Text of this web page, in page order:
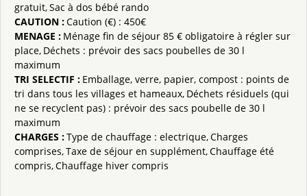
gratuit Sac à dos bébé rando
CAUTION :Caution (€) : 450€
MENAGE : Ménage fin de séjour 85 € obligatoire à régler sur
place Déchets : prévoir des sacs poubelles de 30 l
maximum
TRI SELECTIF : Emballage, verre, papier, compost : points de
tri dans tous les villages et hameaux Déchets résiduels (qui
ne se recyclent pas) : prévoir des sacs poubelle de 30 l
maximum
CHARGES :Type de chauffage : electrique Charges
comprises Taxe de séjour en supplément Chauffage été
compris Chauffage hiver compris